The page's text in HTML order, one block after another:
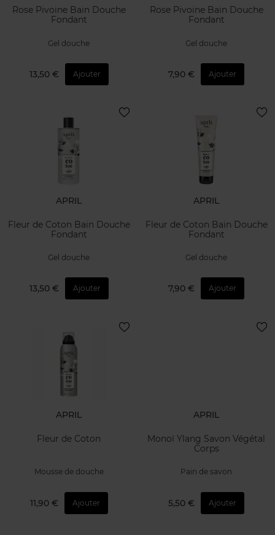
Rose Pivoine Bain Douche
Fondant
Gel douche
13,50 € Ajouter
Rose Pivoine Bain Douche
Fondant
Gel douche
7,90 € Ajouter
APRIL
Fleur de Coton Bain Douche
Fondant
Gel douche
13,50 € Ajouter
APRIL
Fleur de Coton Bain Douche
Fondant
Gel douche
7,90 € Ajouter
APRIL
Fleur de Coton
Mousse de douche
11,90 € Ajouter
APRIL
Monoï Ylang Savon Végétal
Corps
Pain de savon
5,50 € Ajouter